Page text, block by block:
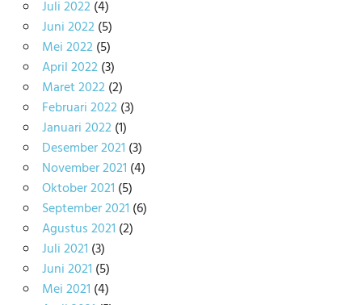
Juli 2022(4)
Juni 2022(5)
Mei 2022(5)
April 2022(3)
Maret 2022(2)
Februari 2022(3)
Januari 2022(1)
Desember 2021 (3)
November 2021 (4)
Oktober 2021 (5)
September 2021 (6)
Agustus 2021 (2)
Juli 2021 (3)
Juni 2021 (5)
Mei 2021 (4)